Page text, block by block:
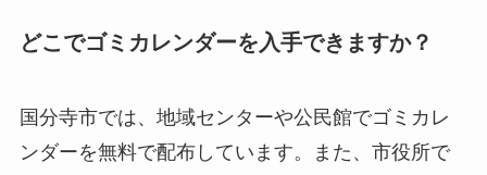
どこでゴミカレンダーを入手できますか？
国分寺市では、地域センターや公民館でゴミカレ
ンダーを無料で配布しています。また、市役所で